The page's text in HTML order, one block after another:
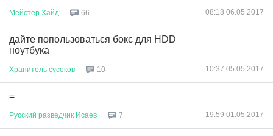
Мейстер Хайд 66 08:18 06.05.2017
дайте попользоваться бокс для HDD
ноутбука
Хранитель сусеков 10 10:37 05.05.2017
=
Русский разведчик Исаев 7 19:59 01.05.2017